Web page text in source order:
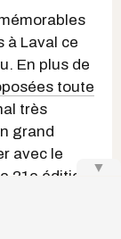
à Laval ce
En plus de
toute
très
grand
avec le
21e édition
▼